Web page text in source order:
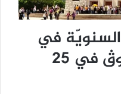
السنويّة في
مديوغوريه إلى ياكوﭪ في 25